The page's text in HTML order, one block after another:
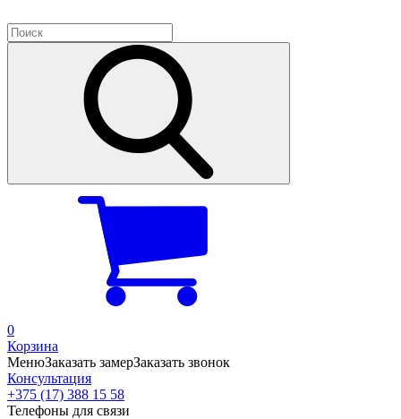
0
Корзина
МенюЗаказать замерЗаказать звонок
Консультация
+375 (17) 388 15 58
Телефоны для связи